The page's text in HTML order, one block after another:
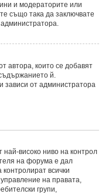
и модераторите или
също така да заключвате
автора, които се добавят
й.
зависи от администратора
високо ниво на контрол
на форума е дал
всички
на правата,
групи,